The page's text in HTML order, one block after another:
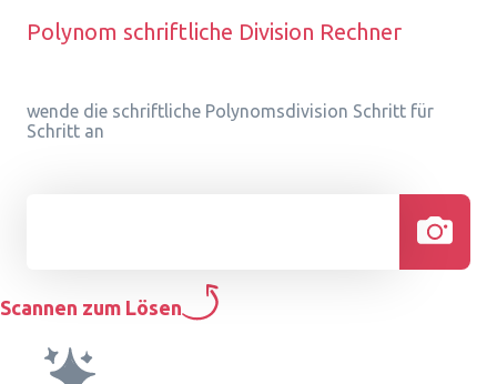
Polynom schriftliche Division Rechner
wende die schriftliche Polynomsdivision Schritt für
Schritt an
Scannen zum Lösen